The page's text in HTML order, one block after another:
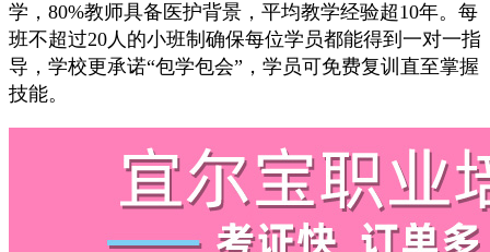
学，80%教师具备医护背景，平均教学经验超10年。每
班不超过20人的小班制确保每位学员都能得到一对一指
导，学校更承诺“包学包会”，学员可免费复训直至掌握
技能。